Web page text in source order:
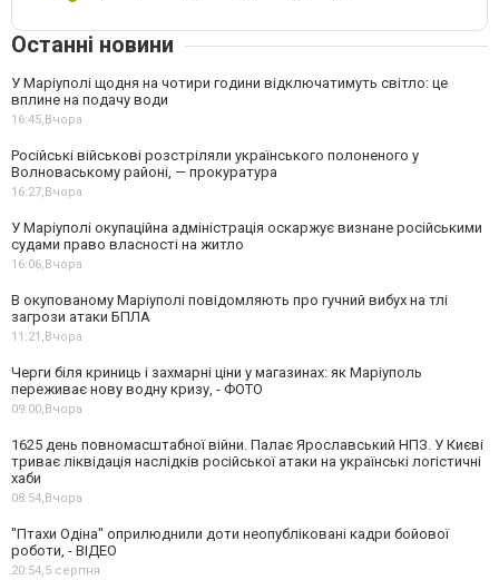
Останні новини
У Маріуполі щодня на чотири години відключатимуть світло: це
вплине на подачу води
16:45,Вчора
Російські військові розстріляли українського полоненого у
Волноваському районі, — прокуратура
16:27,Вчора
У Маріуполі окупаційна адміністрація оскаржує визнане російськими
судами право власності на житло
16:06,Вчора
В окупованому Маріуполі повідомляють про гучний вибух на тлі
загрози атаки БПЛА
11:21,Вчора
Черги біля криниць і захмарні ціни у магазинах: як Маріуполь
переживає нову водну кризу, - ФОТО
09:00,Вчора
1625 день повномасштабної війни. Палає Ярославський НПЗ. У Києві
триває ліквідація наслідків російської атаки на українські логістичні
хаби
08:54,Вчора
"Птахи Одіна" оприлюднили доти неопубліковані кадри бойової
роботи, - ВІДЕО
20:54,5 серпня